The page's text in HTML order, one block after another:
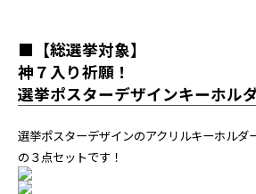
■【総選挙対象】
神７入り祈願！
選挙ポスターデザインキーホル
選挙ポスターデザインのアクリルキーホルダ
の３点セットです！